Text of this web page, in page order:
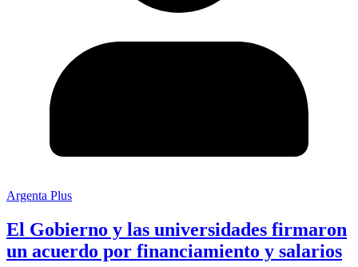
Argenta Plus
El Gobierno y las universidades firmaron
un acuerdo por financiamiento y salarios